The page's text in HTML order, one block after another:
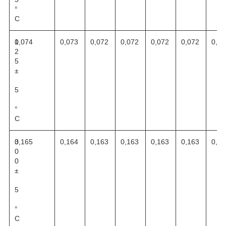
°
С
1
2
5
±
5
°
С
0,074 0,073 0,072 0,072 0,072 0,072
3
0
0
±
5
°
С
0,165 0,164 0,163 0,163 0,163 0,163